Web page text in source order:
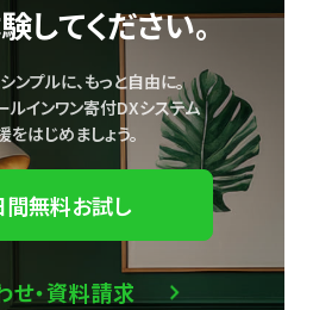
してください。
ンプルに、もっと自由に。
インワン寄付DXシステム
をはじめましょう。
間無料お試し
せ・資料請求